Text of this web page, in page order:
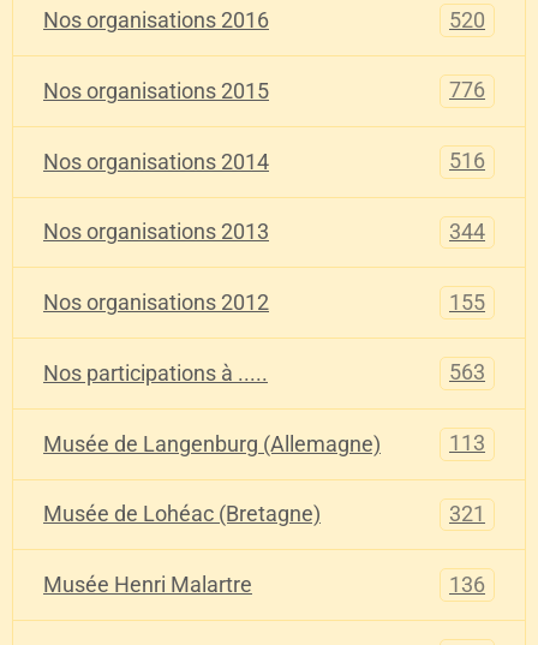
Nos organisations 2016 520
Nos organisations 2015 776
Nos organisations 2014 516
Nos organisations 2013 344
Nos organisations 2012 155
Nos participations à ..... 563
Musée de Langenburg (Allemagne) 113
Musée de Lohéac (Bretagne) 321
Musée Henri Malartre 136